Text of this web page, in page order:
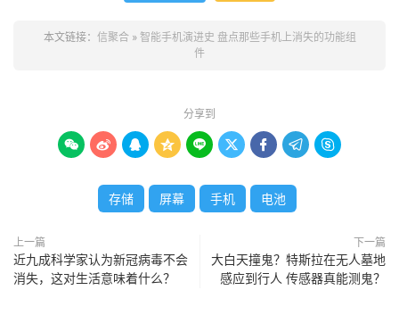
本文链接： 信聚合» 智能手机演进史 盘点那些手机上消失的功能组
件
分享到
        
存储 屏幕 手机 电池
上一篇
近九成科学家认为新冠病毒不会
消失，这对生活意味着什么？
下一篇
大白天撞鬼？特斯拉在无人墓地
感应到行人 传感器真能测鬼？